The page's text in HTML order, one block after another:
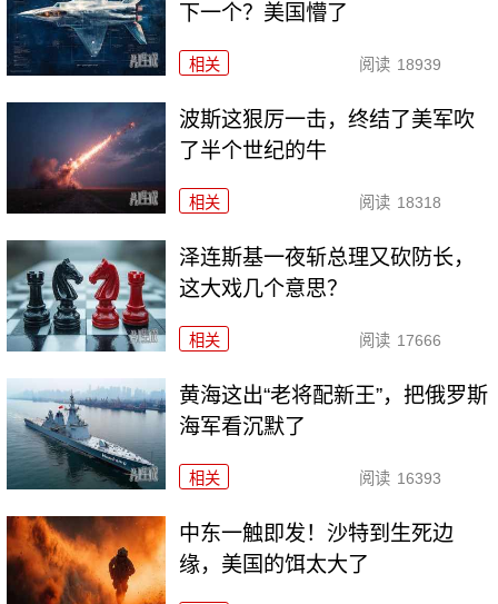
下一个？美国懵了
相关 阅读 18939
波斯这狠厉一击，终结了美军吹
了半个世纪的牛
相关 阅读 18318
泽连斯基一夜斩总理又砍防长，
这大戏几个意思？
相关 阅读 17666
黄海这出“老将配新王”，把俄罗斯
海军看沉默了
相关 阅读 16393
中东一触即发！沙特到生死边
缘，美国的饵太大了